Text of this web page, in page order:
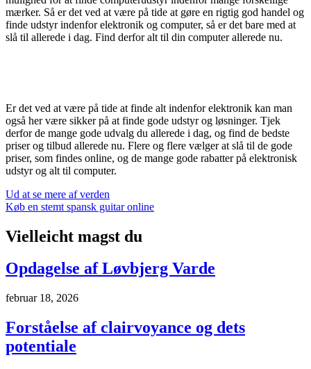
mærker. Så er det ved at være på tide at gøre en rigtig god handel og
finde udstyr indenfor elektronik og computer, så er det bare med at
slå til allerede i dag. Find derfor alt til din computer allerede nu.
Er det ved at være på tide at finde alt indenfor elektronik kan man
også her være sikker på at finde gode udstyr og løsninger. Tjek
derfor de mange gode udvalg du allerede i dag, og find de bedste
priser og tilbud allerede nu. Flere og flere vælger at slå til de gode
priser, som findes online, og de mange gode rabatter på elektronisk
udstyr og alt til computer.
Indlægsnavigation
Ud at se mere af verden
Køb en stemt spansk guitar online
Vielleicht magst du
Opdagelse af Løvbjerg Varde
februar 18, 2026
Forståelse af clairvoyance og dets
potentiale